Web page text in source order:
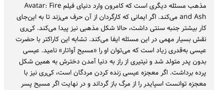
مذهب مسئله دیگری است که کامرون وارد دنیای فیلم Avatar: Fire
and Ash می‌کند. اگر ایمانی که کارگردان از آن حرف می‌زند تا به این‌جای
کار بیشتر جنبه سنتی داشت، حالا شکل مذهبی نیز پیدا می‌کند. کی‌ری
نقش بسیار مهمی در این مسئله ایفا می‌کند. تشابه این کاراکتر با حضرت
عیسی به‌قدری زیاد است که می‌توان او را «مسیح آواتار» نامید. عیسی
بدون پدر متولد شد و نیتیری از راز به دنیا آمدن دخترش به همین شکل
پرده برداشت. اگر معجزه عیسی زنده کردن مردگان است، کی‌ری نیز با
معجزه توانست اسپایدر را از مرگ باز گرداند و در نهایت اگر مسیح پسر